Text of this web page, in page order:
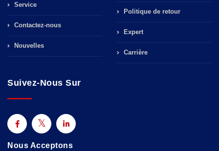
Service
Contactez-nous
Nouvelles
Politique de retour
Expert
Carrière
Suivez-Nous Sur
Nous Acceptons